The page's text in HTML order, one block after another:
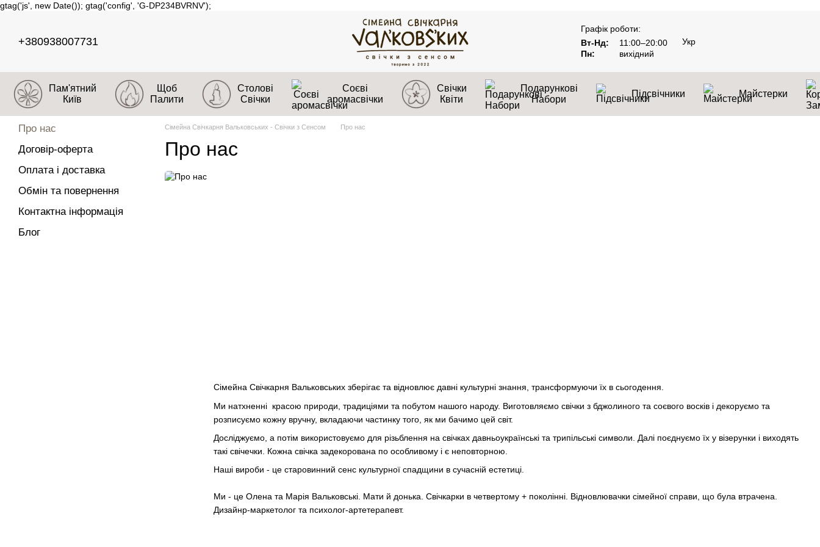
gtag('js', new Date()); gtag('config', 'G-DP234BVRNV');
+380938007731
Графік роботи:
Вт-Нд:
11:00–20:00
Пн:
вихідний
Укр
Пам'ятний
Київ
Щоб
Палити
Столові
Свічки
Соєві
аромасвічки
Свічки
Квіти
Подарункові
Набори
Підсвічники Майстерки
Сімейна Свічкарня Вальковських - Свічки з Сенсом Про нас
Про нас
Сімейна Свічкарня Вальковських зберігає та відновлює давні культурні знання, трансформуючи їх в сьогодення.
Ми натхненні красою природи, традиціями та побутом нашого народу. Виготовляємо свічки з бджолиного та соєвого восків і декоруємо та
розписуємо кожну вручну, вкладаючи частинку того, як ми бачимо цей світ.
Досліджуємо, а потім використовуємо для різьблення на свічках давньоукраїнські та трипільські символи. Далі поєднуємо їх у візерунки і виходять
такі свічечки. Кожна свічка задекорована по особливому і є неповторною.
Наші вироби - це старовинний сенс культурної спадщини в сучасній естетиці.
Ми - це Олена та Марія Вальковські. Мати й донька. Свічкарки в четвертому + поколінні. Відновлювачки сімейної справи, що була втрачена.
Дизайнр-маркетолог та психолог-артетерапевт.
Про нас
Договір-оферта
Оплата і доставка
Обмін та повернення
Контактна інформація
Блог